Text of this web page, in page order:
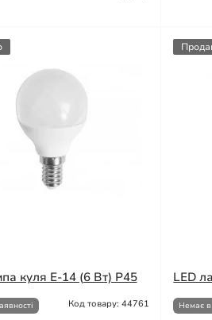
куля E-14 (6 Вт) Р45
Код товару: 44761
LED
Немає в